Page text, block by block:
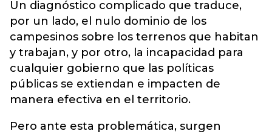
Un diagnóstico complicado que traduce,
por un lado, el nulo dominio de los
campesinos sobre los terrenos que habitan
y trabajan, y por otro, la incapacidad para
cualquier gobierno que las políticas
públicas se extiendan e impacten de
manera efectiva en el territorio.
Pero ante esta problemática, surgen